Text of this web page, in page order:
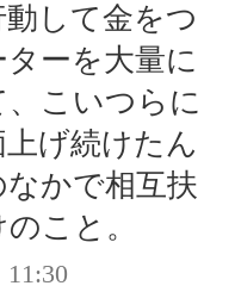
して金をつ
ーを大量に
こいつらに
げ続けたん
かで相互扶
こと。